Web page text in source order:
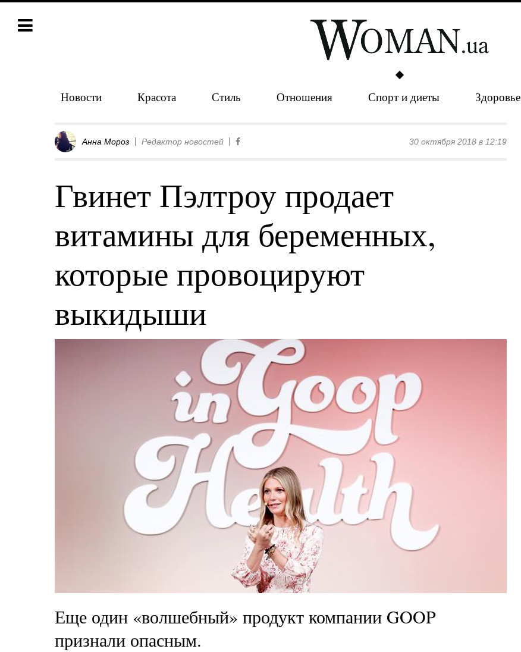
Новости Красота Стиль Отношения Спорт и диеты Здоровье
Анна Мороз Редактор новостей 30 октября 2018 в 12:19
Гвинет Пэлтроу продает
витамины для беременных,
которые провоцируют
выкидыши
Еще один «волшебный» продукт компании GOOP
признали опасным.